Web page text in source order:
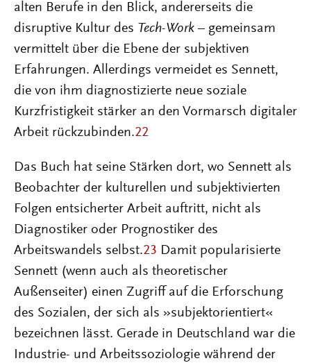
alten Berufe in den Blick, andererseits die
disruptive Kultur des Tech-Work – gemeinsam
vermittelt über die Ebene der subjektiven
Erfahrungen. Allerdings vermeidet es Sennett,
die von ihm diagnostizierte neue soziale
Kurzfristigkeit stärker an den Vormarsch digitaler
Arbeit rückzubinden.22
Das Buch hat seine Stärken dort, wo Sennett als
Beobachter der kulturellen und subjektivierten
Folgen entsicherter Arbeit auftritt, nicht als
Diagnostiker oder Prognostiker des
Arbeitswandels selbst.23 Damit popularisierte
Sennett (wenn auch als theoretischer
Außenseiter) einen Zugriff auf die Erforschung
des Sozialen, der sich als »subjektorientiert«
bezeichnen lässt. Gerade in Deutschland war die
Industrie- und Arbeitssoziologie während der